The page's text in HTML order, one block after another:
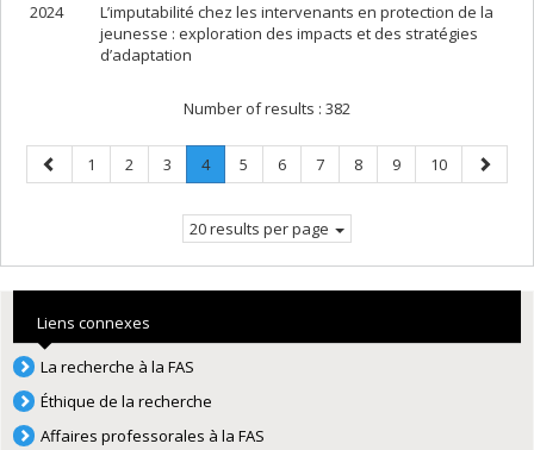
2024
L’imputabilité chez les intervenants en protection de la
jeunesse : exploration des impacts et des stratégies
d’adaptation
Number of results : 382
Previous
page
Page
1 Page
2 Page
3 Page
4.
Current
Page
5 Page
6 Page
7 Page
8 Page
9 Page
10
Next
page
20 results per page
Liens connexes
La recherche à la FAS
Éthique de la recherche
Affaires professorales à la FAS